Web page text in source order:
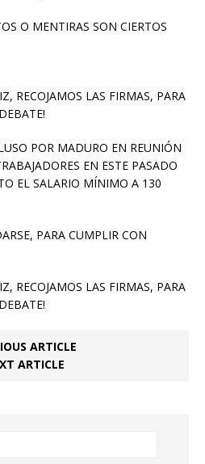
O MENTIRAS SON CIERTOS
RECOJAMOS LAS FIRMAS, PARA
POR MADURO EN REUNIÓN
EN ESTE PASADO
EL SALARIO MÍNIMO A 130
PARA CUMPLIR CON
RECOJAMOS LAS FIRMAS, PARA
ARTICLE
ARTICLE